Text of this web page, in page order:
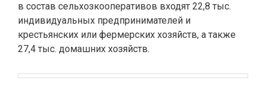
в состав сельхозкооперативов входят 22,8 тыс.
индивидуальных предпринимателей и
крестьянских или фермерских хозяйств, а также
27,4 тыс. домашних хозяйств.